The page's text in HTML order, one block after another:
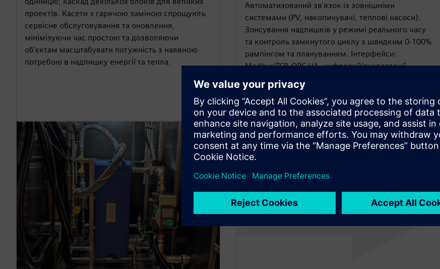
проектів. Касети з гарячою заміною спрощують
сервісне обслуговування та оновлення,
мінімізуючи час простою та дозволяючи
об'єктам масштабувати потужність з наявною
потребою в надлишку енергії та тепла.
Автоматизований зв'язок із зовнішніми
системами (PV, накопичувачі, теплові насоси).
Зонсування надлишків у режимі реального часу
та контроль замкнутого циклу з швидким 0-100%
рампінгом та плануванням. Інтерфейси:
Modbus/TCP, OPC UA, цифровий/аналоговий
вводу/виведення, REST; призначений для
середовищ Siemens.